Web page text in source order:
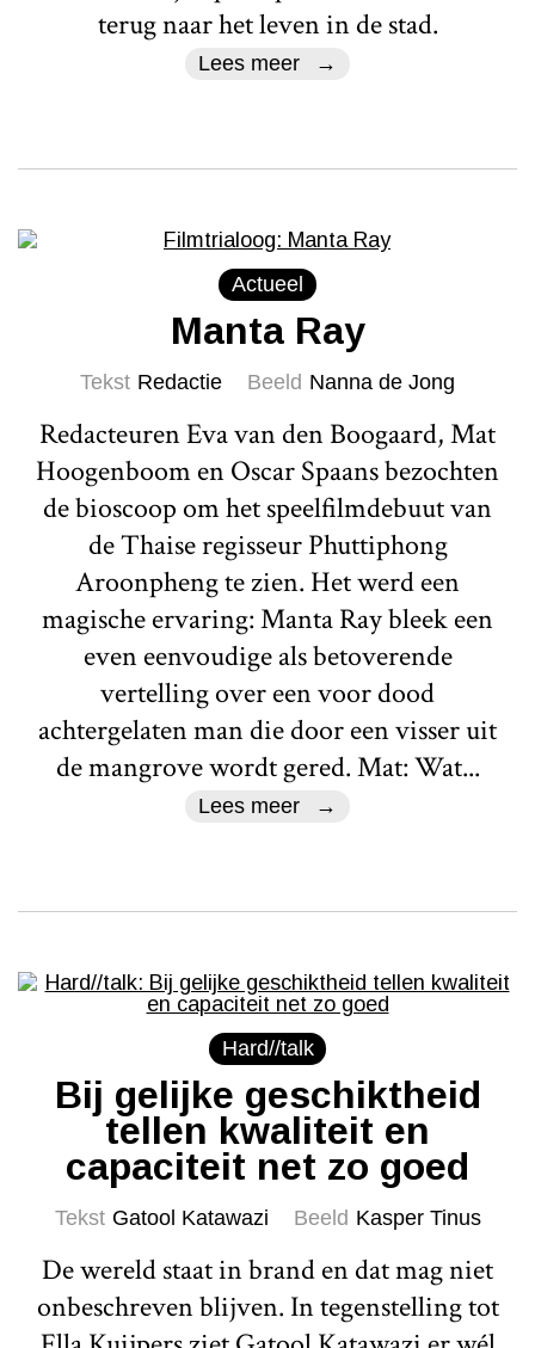
terug naar het leven in de stad.
Lees meer
Actueel
Manta Ray
Tekst Redactie Beeld Nanna de Jong
Redacteuren Eva van den Boogaard, Mat
Hoogenboom en Oscar Spaans bezochten
de bioscoop om het speelfilmdebuut van
de Thaise regisseur Phuttiphong
Aroonpheng te zien. Het werd een
magische ervaring: Manta Ray bleek een
even eenvoudige als betoverende
vertelling over een voor dood
achtergelaten man die door een visser uit
de mangrove wordt gered. Mat: Wat...
Lees meer
Hard//talk
Bij gelijke geschiktheid
tellen kwaliteit en
capaciteit net zo goed
Tekst Gatool Katawazi Beeld Kasper Tinus
De wereld staat in brand en dat mag niet
onbeschreven blijven. In tegenstelling tot